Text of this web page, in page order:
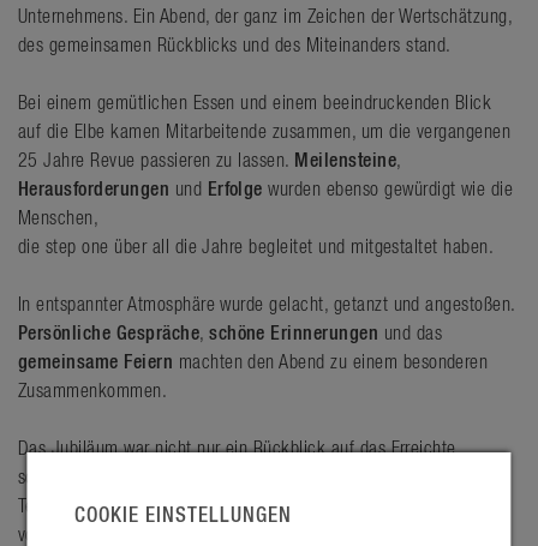
Unternehmens. Ein Abend, der ganz im Zeichen der Wertschätzung,
des gemeinsamen Rückblicks und des Miteinanders stand.
Bei einem gemütlichen Essen und einem beeindruckenden Blick
auf die Elbe kamen Mitarbeitende zusammen, um die vergangenen
25 Jahre Revue passieren zu lassen. Meilensteine,
Herausforderungen und Erfolge wurden ebenso gewürdigt wie die
Menschen,
die step one über all die Jahre begleitet und mitgestaltet haben.
In entspannter Atmosphäre wurde gelacht, getanzt und angestoßen.
Persönliche Gespräche,schöne Erinnerungen und das
gemeinsame Feiern machten den Abend zu einem besonderen
Zusammenkommen.
Das Jubiläum war nicht nur ein Rückblick auf das Erreichte,
sondern auch ein
Team, Zusammenhalt und der gemeinsamen Motivation, den Weg
von step one weiterzugehen.
COOKIE EINSTELLUNGEN